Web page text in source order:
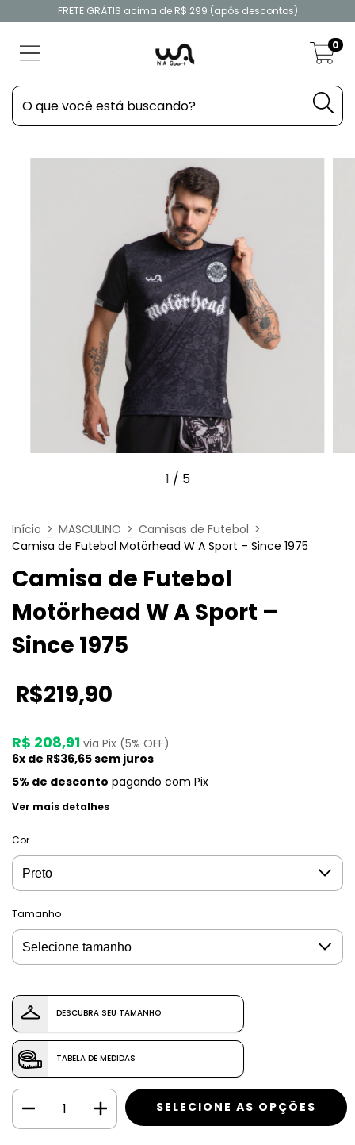
FRETE GRÁTIS acima de R$ 299 (após descontos)
0
1 / 5
Início > MASCULINO > Camisas de Futebol >
Camisa de Futebol Motörhead W A Sport – Since 1975
Camisa de Futebol
Motörhead W A Sport –
Since 1975
R$219,90
R$ 208,91 via Pix (5% OFF)
6x de R$36,65sem juros
5% de desconto pagando com Pix
Ver mais detalhes
Cor
Tamanho
DESCUBRA SEU TAMANHO
TABELA DE MEDIDAS